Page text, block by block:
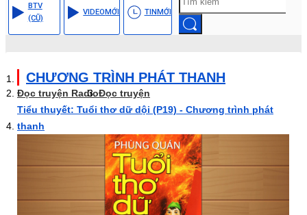
BTV
(CŨ)
VIDEOMỚI TINMỚI
CHƯƠNG TRÌNH PHÁT THANH
Đọc truyện RadioĐọc truyện
Tiểu thuyết: Tuổi thơ dữ dội (P19) - Chương trình phát
thanh